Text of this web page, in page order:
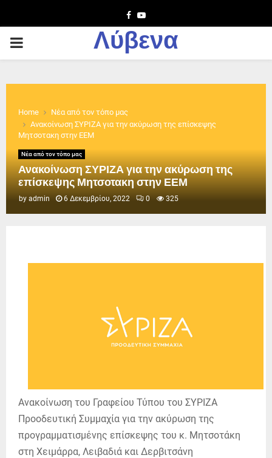
Facebook
Youtube
PRIMARY
Λύβενα
Home
Νέα από τον τόπο μας
Ανακοίνωση ΣΥΡΙΖΑ για την ακύρωση της επίσκεψης
Μητσοτακη στην ΕΕΜ
Νέα από τον τόπο μας
Ανακοίνωση ΣΥΡΙΖΑ για την ακύρωση της
επίσκεψης Μητσοτακη στην ΕΕΜ
by admin 6 Δεκεμβρίου, 2022 0 325
Ανακοίνωση του Γραφείου Τύπου του ΣΥΡΙΖΑ
Προοδευτική Συμμαχία για την ακύρωση της
προγραμματισμένης επίσκεψης του κ. Μητσοτάκη
στη Χειμάρρα, Λειβαδιά και Δερβιτσάνη